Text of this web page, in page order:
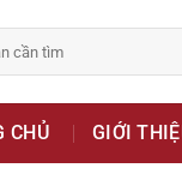
chỉ là
CHỦ GIỚI